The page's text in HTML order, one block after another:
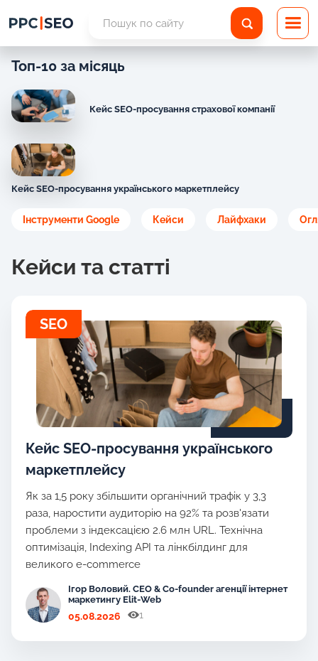
Топ-10 за місяць
Кейс SEO-просування страхової компанії
Кейс SEO-просування українського маркетплейсу
Інструменти Google Кейси Лайфхаки
Кейси та статті
SEO
Кейс SEO-просування українського
маркетплейсу
Як за 1,5 року збільшити органічний трафік у 3,3
раза, наростити аудиторію на 92% та розв'язати
проблеми з індексацією 2.6 млн URL. Технічна
оптимізація, Indexing API та лінкбілдинг для
великого e-commerce
Ігор Воловий. CEO & Co-founder агенції інтернет
маркетингу Elit-Web
05.08.2026 1